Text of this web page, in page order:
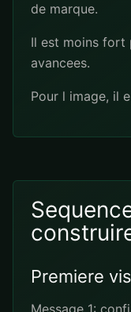
de marque.
Il est moins fort
avancees.
Pour l image, il
Premiere
Message 1: